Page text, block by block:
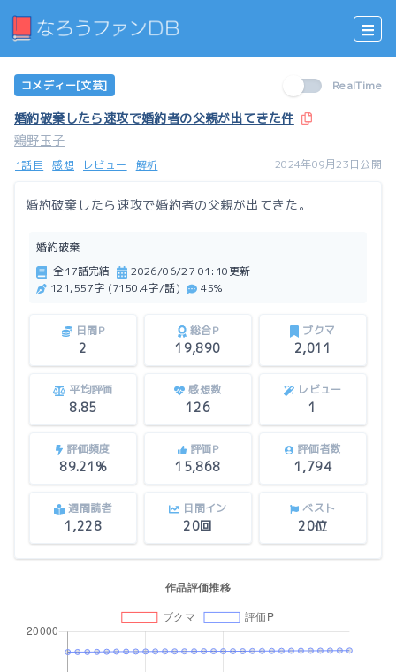
コメディー[文芸] RealTime
婚約破棄したら速攻で婚約者の父親が出てきた件
鶏野玉子
1話目 感想 レビュー 解析 2024年09月23日公開
婚約破棄したら速攻で婚約者の父親が出てきた。
婚約破棄
全17話完結
2026/06/27 01:10更新
121,557字 (7150.4字/話)
45%
日間P
2
総合P
19,890
ブクマ
2,011
平均評価
8.85
感想数
126
レビュー
1
評価頻度
89.21%
評価P
15,868
評価者数
1,794
週間読者
1,228
日間イン
20回
ベスト
20位